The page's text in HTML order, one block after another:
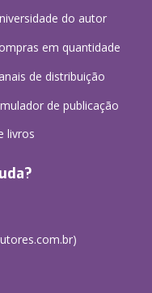
do autor
em quantidade
de distribuição
de publicação
livros